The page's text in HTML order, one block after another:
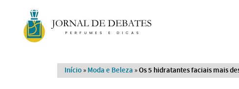
Início » Moda e Beleza »Os 5 hidratantes faciais mais